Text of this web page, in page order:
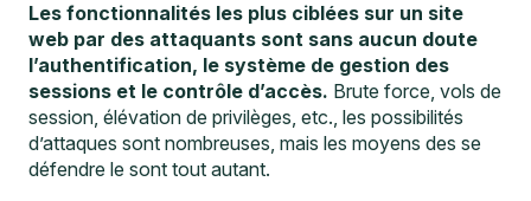
Les fonctionnalités les plus ciblées sur un site
web par des attaquants sont sans aucun doute
l’authentification, le système de gestion des
sessions et le contrôle d’accès. Brute force, vols de
session, élévation de privilèges, etc., les possibilités
d’attaques sont nombreuses, mais les moyens des se
défendre le sont tout autant.